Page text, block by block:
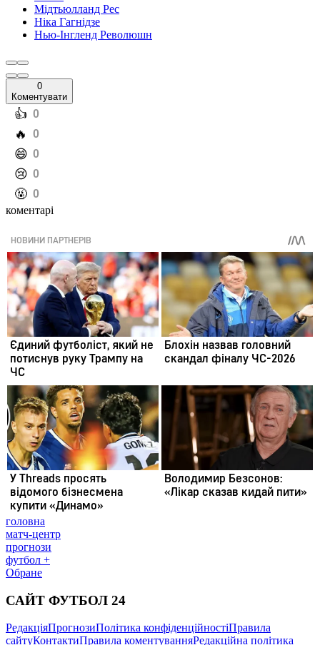
Мідтьюлланд Рес
Ніка Гагнідзе
Нью-Інгленд Революшн
0
Коментувати
️👍 0
️🔥 0
️😄 0
️😢 0
️🤬 0
коментарі
головна
матч-центр
прогнози
футбол +
Обране
САЙТ ФУТБОЛ 24
РедакціяПрогнозиПолітика конфіденційностіПравила
сайтуКонтактиПравила коментуванняРедакційна політика